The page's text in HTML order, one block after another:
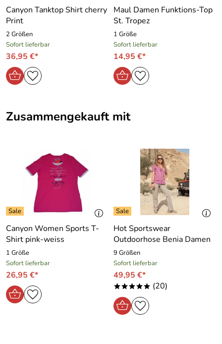
-Material: 95 % Polyester, 5 % Elasthan
-schnelltrocknend
-pflegeleicht
-Maschinenwäsche
- Farbe: schwarz
Wir haben noch weitere Bekleidung T-Shirts, Hosen usw.
von Canyon Women Sports
Canyon Tanktop Shirt cherry
Print
2 Größen
Sofort lieferbar
36,95 €*
Maul Damen Funktions-Top
St. Tropez
1 Größe
Sofort lieferbar
14,95 €*
Zusammengekauft mit
Canyon Women Sports T-
Shirt pink-weiss
1 Größe
Sofort lieferbar
26,95 €*
Hot Sportswear
Outdoorhose Benia Damen
9 Größen
Sofort lieferbar
49,95 €*
***** (20)